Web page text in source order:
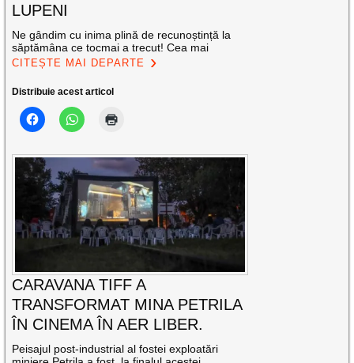
LUPENI
Ne gândim cu inima plină de recunoștință la
săptămâna ce tocmai a trecut! Cea mai
CITEȘTE MAI DEPARTE
Distribuie acest articol
CARAVANA TIFF A
TRANSFORMAT MINA PETRILA
ÎN CINEMA ÎN AER LIBER.
Peisajul post-industrial al fostei exploatări